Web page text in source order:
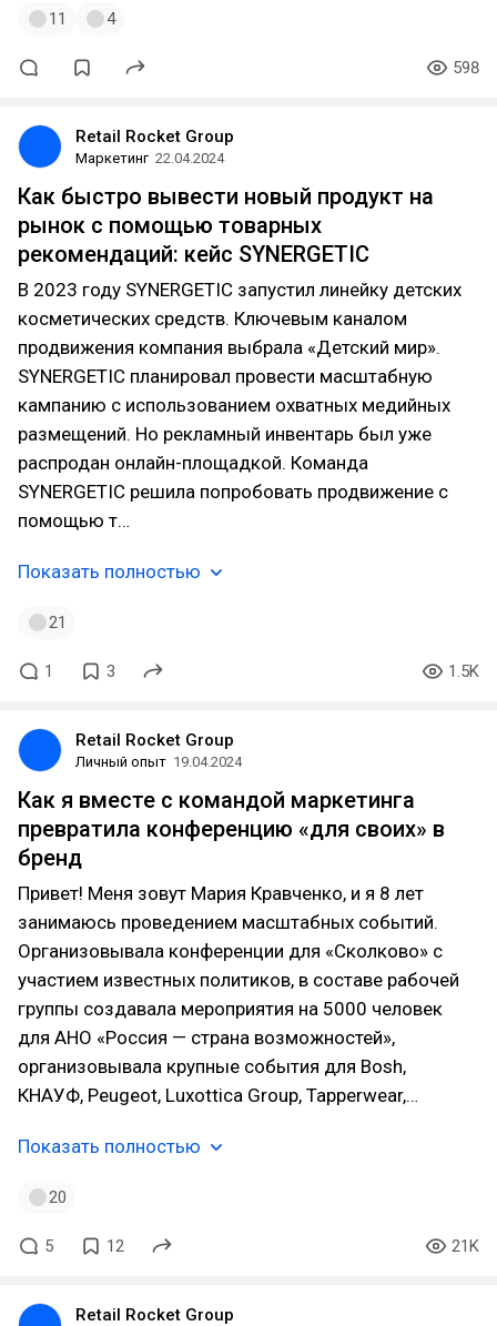
11 4
598
Retail Rocket Group
Маркетинг 22.04.2024
Как быстро вывести новый продукт на
рынок с помощью товарных
рекомендаций: кейс SYNERGETIC
В 2023 году SYNERGETIC запустил линейку детских
косметических средств. Ключевым каналом
продвижения компания выбрала «Детский мир».
SYNERGETIC планировал провести масштабную
кампанию с использованием охватных медийных
размещений. Но рекламный инвентарь был уже
распродан онлайн-площадкой. Команда
SYNERGETIC решила попробовать продвижение с
помощью т…
Показать полностью
21
1 3 1.5K
Retail Rocket Group
Личный опыт 19.04.2024
Как я вместе с командой маркетинга
превратила конференцию «для своих» в
бренд
Привет! Меня зовут Мария Кравченко, и я 8 лет
занимаюсь проведением масштабных событий.
Организовывала конференции для «Сколково» с
участием известных политиков, в составе рабочей
группы создавала мероприятия на 5000 человек
для АНО «Россия — страна возможностей»,
организовывала крупные события для Bosh,
КНАУФ, Peugeot, Luxottica Group, Tapperwear,…
Показать полностью
20
5 12 21K
Retail Rocket Group